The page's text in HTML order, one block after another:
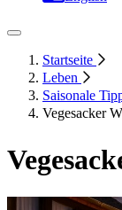
Startseite
Leben
Saisonale
Vegesacker